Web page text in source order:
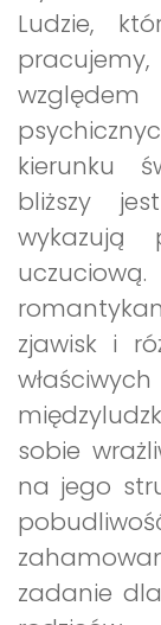
Ludzie,
kierunku
bliższy
wykazują
zjawisk i
sobie
na jego
zadanie